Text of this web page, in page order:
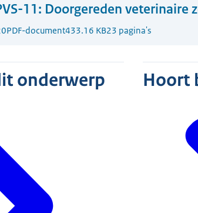
11: Doorgereden veterinaire
PDF-document433.16 KB23 pagina's
onderwerp Hoort